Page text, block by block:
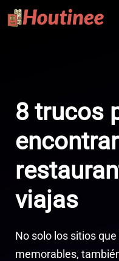
Saltar
al
8 trucos
viajas
No solo los sitios
memorables,